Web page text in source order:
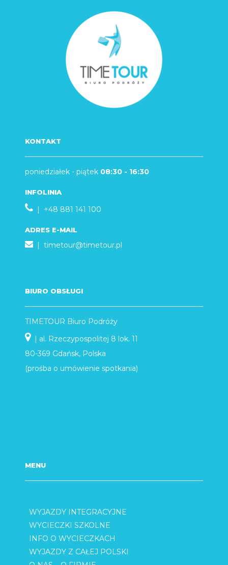
KONTAKT
poniedziałek - piątek 08:30 - 16:30
INFOLINIA
| +48 881 141 100
ADRES E-MAIL
| timetour@timetour.pl
BIURO OBSŁUGI
TIMETOUR Biuro Podróży
| al. Rzeczypospolitej 8 lok. 11
80-369 Gdańsk, Polska
(prośba o umówienie spotkania)
MENU
WYJAZDY INTEGRACYJNE
WYCIECZKI SZKOLNE
INFO O WYCIECZKACH
WYJAZDY Z CAŁEJ POLSKI